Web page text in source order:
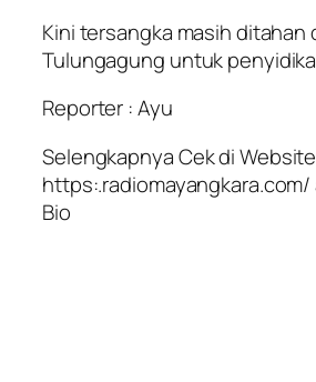
Kini tersangka masih ditahan
Tulungagung untuk
Reporter : Ayu
Selengkapnya Cek di
https:.radiomayangkara.com/
Bio